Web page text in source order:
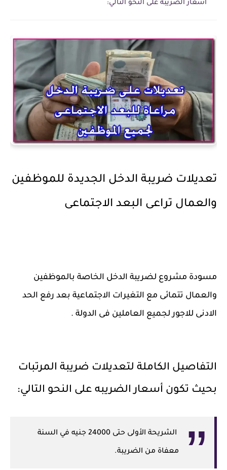
أسعار الضريبه على النحو التالي:
تعديلات ضريبة الدخل الجديدة للموظفين
والعمال تراعى البعد الاجتماعى
مسودة مشروع لضريبة الدخل الخاصة بالموظفين
والعمال تتمائى مع التغيرات الاجتماعية بعد رفع الحد
الادنى للاجور لجميع العاملين فى الدولة .
التفاصيل الكاملة لتعديلات ضريبة المرتبات
بحيث تكون أسعار الضريبه على النحو التالي:
الشريحة الأولى حتى 24000 جنيه في السنة
معفاة من الضريبة.